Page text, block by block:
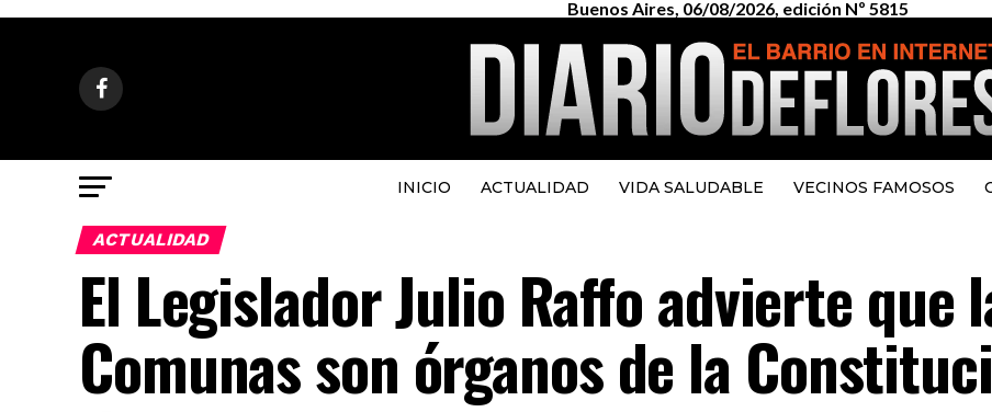
Buenos Aires, 06/08/2026, edición Nº 5815
INICIO ACTUALIDAD VIDA SALUDABLE VECINOS FAMOSOS
ACTUALIDAD
El Legislador Julio Raffo advierte que
Comunas son órganos de la